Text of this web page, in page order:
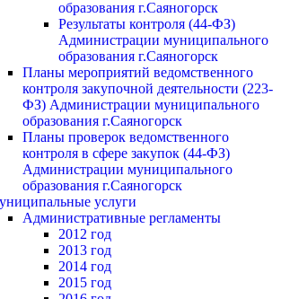
образования г.Саяногорск
Результаты контроля (44-ФЗ)
Администрации муниципального
образования г.Саяногорск
Планы мероприятий ведомственного
контроля закупочной деятельности (223-
ФЗ) Администрации муниципального
образования г.Саяногорск
Планы проверок ведомственного
контроля в сфере закупок (44-ФЗ)
Администрации муниципального
образования г.Саяногорск
услуги
Административные регламенты
2012 год
2013 год
2014 год
2015 год